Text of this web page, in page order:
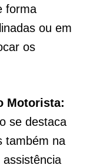
forma
ou em
os
Motorista:
se destaca
também na